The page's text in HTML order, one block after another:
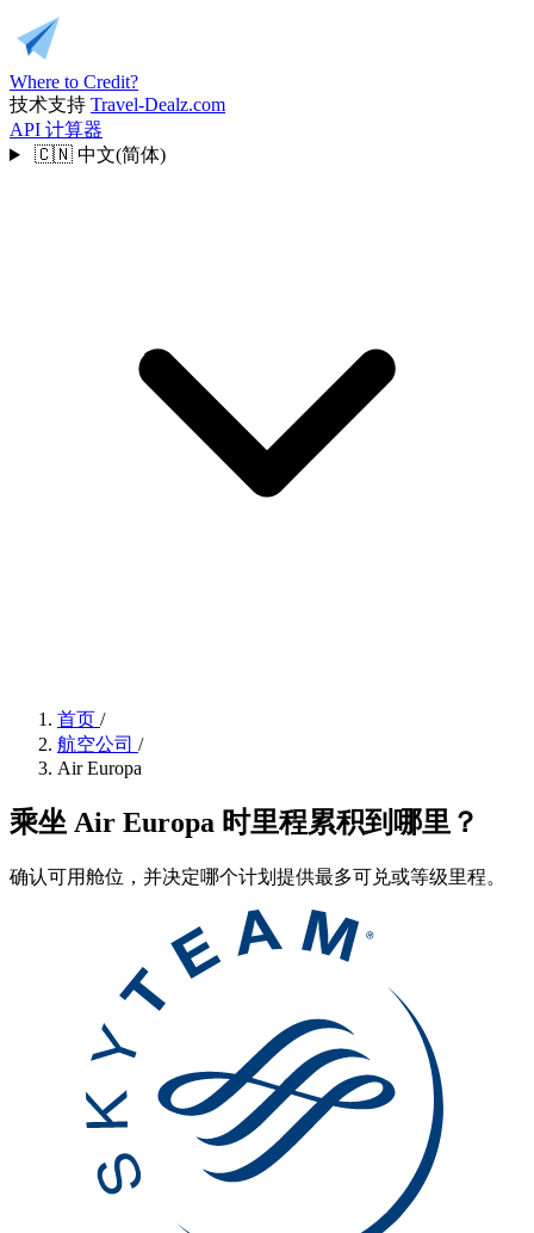
Where to Credit?
技术支持 Travel-Dealz.com
API 计算器
🇨🇳 中文(简体)
首页 /
航空公司 /
Air Europa
乘坐 Air Europa 时里程累积到哪里？
确认可用舱位，并决定哪个计划提供最多可兑或等级里程。